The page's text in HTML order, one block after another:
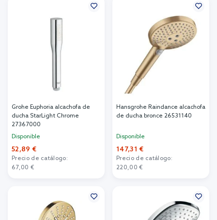
Grohe Euphoria alcachofa de
ducha StarLight Chrome
27367000
Disponible
52,89 €
Precio de catálogo:
67,00 €
Hansgrohe Raindance alcachofa
de ducha bronce 26531140
Disponible
147,31 €
Precio de catálogo:
220,00 €